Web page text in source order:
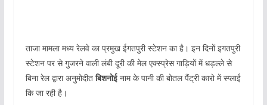
ताजा मामला मध्य रेलवे का प्रमुख ईगतपुरी स्टेशन का है। इन दिनों इगतपुरी
स्टेशन पर से गुजरने वाली लंबी दूरी की मेल एक्स्प्रेस गाड़ियों में धड़ल्ले से
बिना रेल द्वारा अनुमोदीतबिशनोईनाम के पानी की बोतल पैंट्री कारो में स्प्लाई
कि जा रही है।